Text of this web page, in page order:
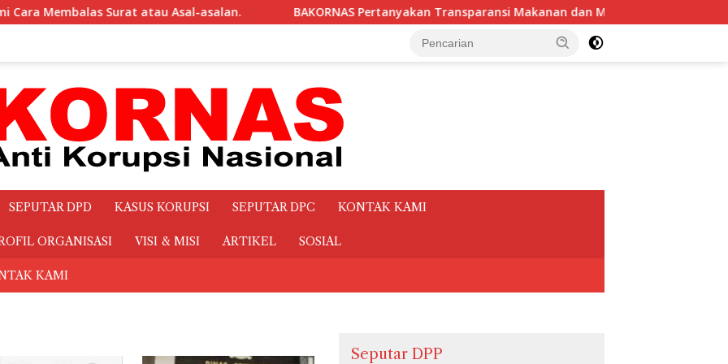
BAKORNAS Pertanyakan Transparansi Makanan dan Minuman Rapat sebesar Rp.3,1 Miliar Sekretariat Daerah Kota
SEPUTAR DPD KASUS KORUPSI SEPUTAR DPC KONTAK KAMI
ORGANISASI VISI & MISI ARTIKEL SOSIAL
KAMI
Seputar DPP